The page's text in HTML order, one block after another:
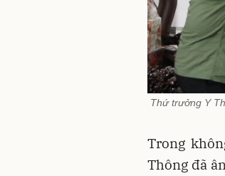
Thứ trưởng Y
Trong
Thông đã